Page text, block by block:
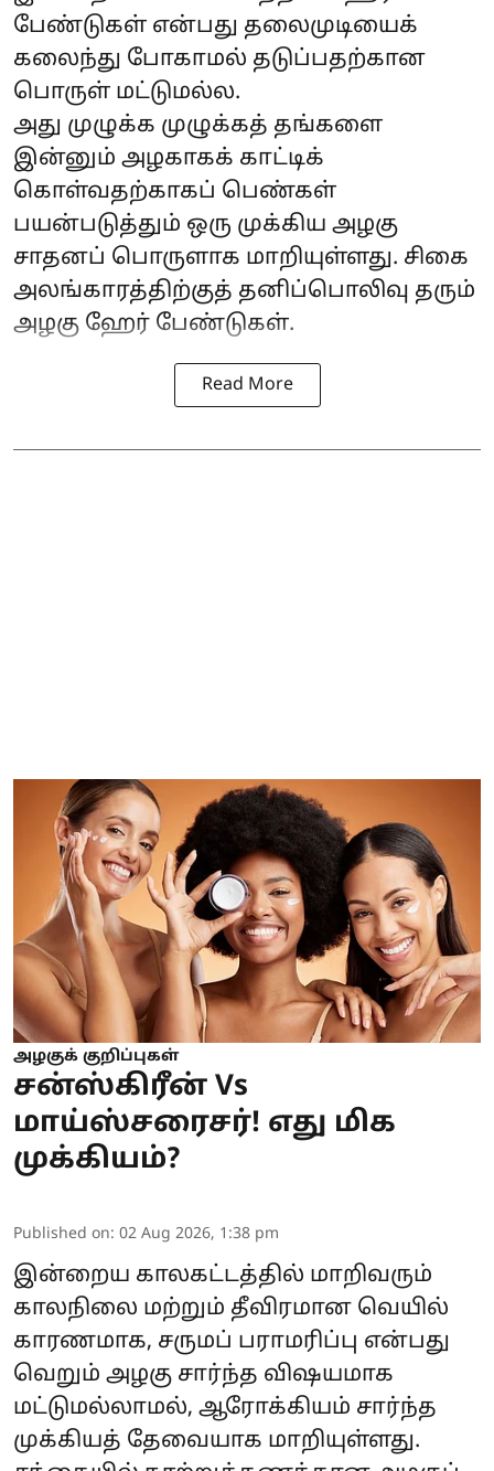
பேண்டுகள் என்பது தலைமுடியைக்
கலைந்து போகாமல் தடுப்பதற்கான
பொருள் மட்டுமல்ல.
அது முழுக்க முழுக்கத் தங்களை
இன்னும் அழகாகக் காட்டிக்
கொள்வதற்காகப் பெண்கள்
பயன்படுத்தும் ஒரு முக்கிய அழகு
சாதனப் பொருளாக மாறியுள்ளது. சிகை
அலங்காரத்திற்குத் தனிப்பொலிவு தரும்
அழகு ஹேர் பேண்டுகள்.
Read More
அழகுக் குறிப்புகள்
சன்ஸ்கிரீன் Vs
மாய்ஸ்சரைசர்! எது மிக
முக்கியம்?
Published on: 02 Aug 2026, 1:38 pm
இன்றைய காலகட்டத்தில் மாறிவரும்
காலநிலை மற்றும் தீவிரமான வெயில்
காரணமாக, சருமப் பராமரிப்பு என்பது
வெறும் அழகு சார்ந்த விஷயமாக
மட்டுமல்லாமல், ஆரோக்கியம் சார்ந்த
முக்கியத் தேவையாக மாறியுள்ளது.